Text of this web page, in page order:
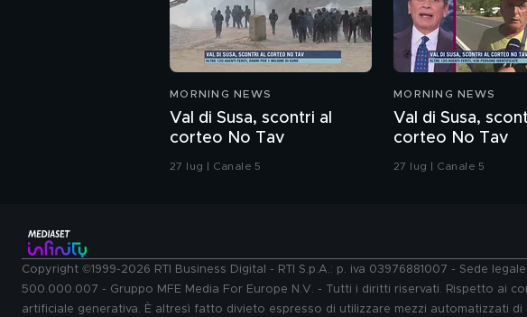
MORNING NEWS
Val di Susa, scontri al
corteo No Tav
27 lug | Canale 5
MORNING NEWS
Val di Susa,
corteo No Tav
27 lug | Canale 5
Copyright ©1999-2026 RTI Business Digital - RTI S.p.A.: p. iva 03976881007 - Sede
500.000.007 - Gruppo MFE Media For Europe N.V. - Tutti i diritti riservati. Rispetto ai
artificiale generativa. È altresì fatto divieto espresso di utilizzare mezzi automatizzati di